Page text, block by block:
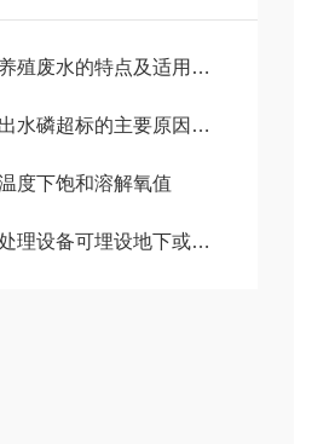
的特点及适用工艺：养鸡、养鸭废水
超标的主要原因及解决办法
度下饱和溶解氧值
设备可埋设地下或放置地上